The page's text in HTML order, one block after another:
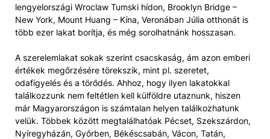
lengyelországi Wroclaw Tumski hídon, Brooklyn Bridge –
New York, Mount Huang – Kína, Veronában Júlia otthonát is
több ezer lakat borítja, és még sorolhatnánk hosszasan.
A szerelemlakat sokak szerint csacskaság, ám azon emberi
értékek megőrzésére törekszik, mint pl. szeretet,
odafigyelés és a törődés. Ahhoz, hogy ilyen lakatokkal
találkozzunk nem feltétlen kell külföldre utaznunk, hiszen
már Magyarországon is számtalan helyen találkozhatunk
velük. Többek között megtalálhatóak Pécset, Szekszárdon,
Nyíregyházán, Győrben, Békéscsabán, Vácon, Tatán,